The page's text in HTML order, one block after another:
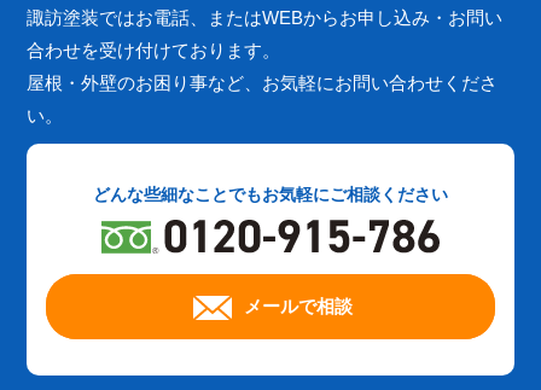
諏訪塗装ではお電話、またはWEBからお申し込み・お問い
合わせを受け付けております。
屋根・外壁のお困り事など、お気軽にお問い合わせくださ
い。
どんな些細なことでもお気軽にご相談ください
メールで相談